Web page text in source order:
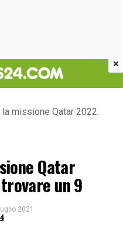
missione Qatar 2022:
Qatar
un 9
2021
×